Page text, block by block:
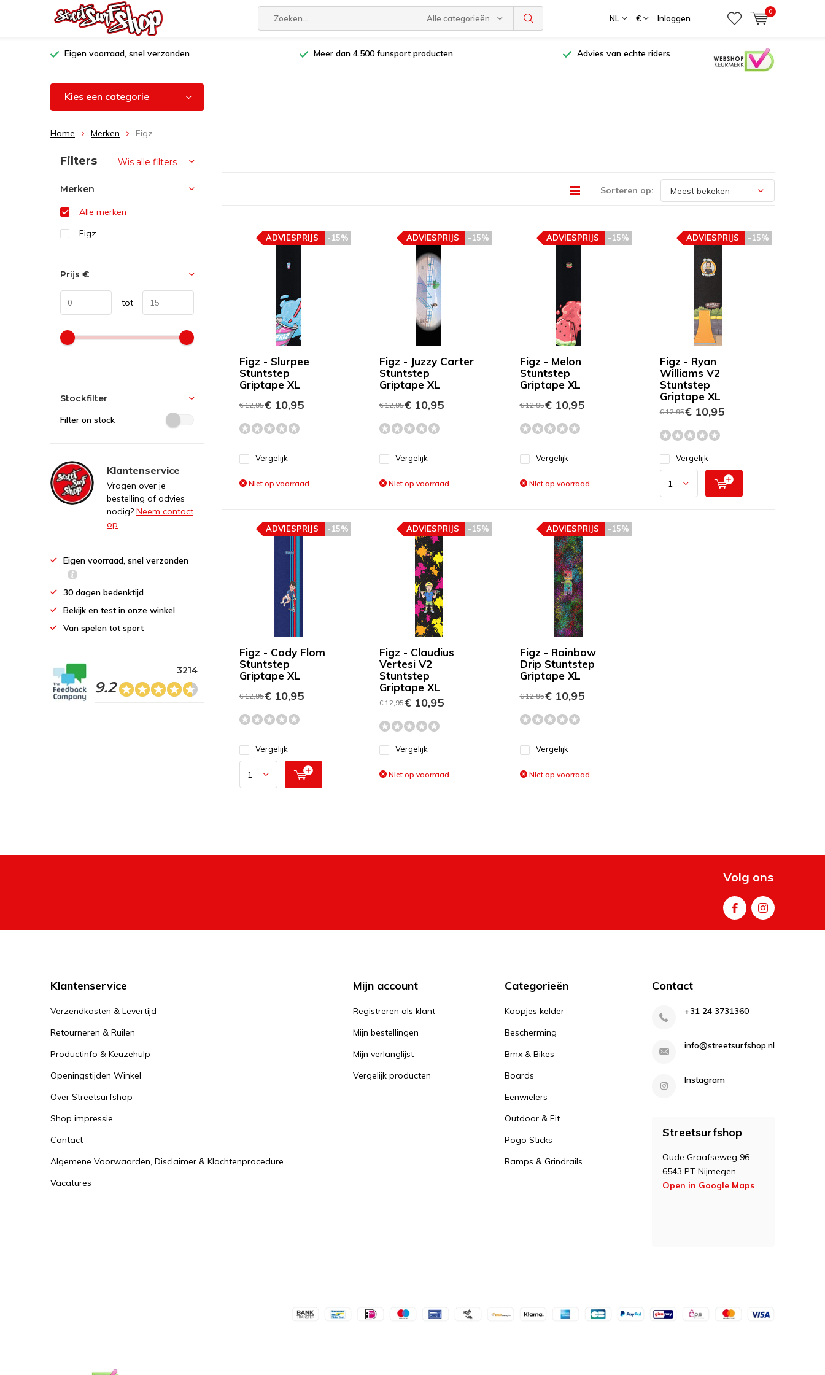
Alle categorieën NL € Inloggen
0
Eigen voorraad, snel verzonden Meer dan 4.500 funsport producten Advies van echte riders
Kies een categorie
Home Merken Figz
Sorteren op:
Figz - Slurpee
Stuntstep
Griptape XL
-15%
ADVIESPRIJS
€ 12,95€ 10,95
Vergelijk
Niet op voorraad
Figz - Juzzy Carter
Stuntstep
Griptape XL
-15%
ADVIESPRIJS
€ 12,95€ 10,95
Vergelijk
Niet op voorraad
Figz - Melon
Stuntstep
Griptape XL
-15%
ADVIESPRIJS
€ 12,95€ 10,95
Vergelijk
Niet op voorraad
Figz - Ryan
Williams V2
Stuntstep
Griptape XL
-15%
ADVIESPRIJS
€ 12,95€ 10,95
Vergelijk
Figz - Cody Flom
Stuntstep
Griptape XL
-15%
ADVIESPRIJS
€ 12,95€ 10,95
Vergelijk
Figz - Claudius
Vertesi V2
Stuntstep
Griptape XL
-15%
ADVIESPRIJS
€ 12,95€ 10,95
Vergelijk
Niet op voorraad
Figz - Rainbow
Drip Stuntstep
Griptape XL
-15%
ADVIESPRIJS
€ 12,95€ 10,95
Vergelijk
Niet op voorraad
Sorteren op:
Filters Wis alle filters
Merken
Alle merken
Figz
Prijs €
tot
Stockfilter
Filter on stock
Klantenservice
Vragen over je
bestelling of advies
nodig? Neem contact
op
Eigen voorraad, snel verzonden
30 dagen bedenktijd
Bekijk en test in onze winkel
Van spelen tot sport
9.2
3214
Volg ons
Klantenservice
Verzendkosten & Levertijd
Retourneren & Ruilen
Productinfo & Keuzehulp
Openingstijden Winkel
Over Streetsurfshop
Shop impressie
Contact
Algemene Voorwaarden, Disclaimer & Klachtenprocedure
Vacatures
Mijn account
Registreren als klant
Mijn bestellingen
Mijn verlanglijst
Vergelijk producten
Categorieën
Koopjes kelder
Bescherming
Bmx & Bikes
Boards
Eenwielers
Outdoor & Fit
Pogo Sticks
Ramps & Grindrails
Contact
+31 24 3731360
info@streetsurfshop.nl
Instagram
Streetsurfshop
Oude Graafseweg 96
6543 PT Nijmegen
Open in Google Maps